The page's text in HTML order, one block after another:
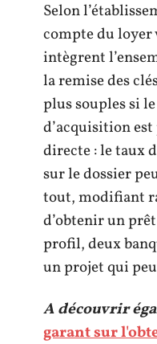
Selon
compte du loyer
intègrent
la remise des
plus souples si
d’acquisition est
directe : le taux
sur le dossier
tout, modifiant
d’obtenir un
profil, deux
un projet qui
A découvrir
garant sur